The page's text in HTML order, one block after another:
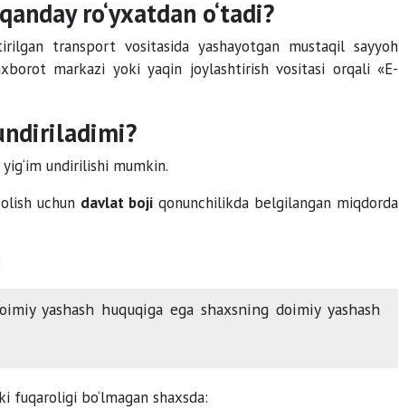
ro‘yxatdan o‘tadi?
transport vositasida yashayotgan mustaqil sayyoh
markazi yoki yaqin joylashtirish vositasi orqali «E-
undirilishi mumkin.
uchun davlat bojiqonunchilikda belgilangan miqdorda
yashash huquqiga ega shaxsning doimiy yashash
fuqaroligi bo‘lmagan shaxsda: